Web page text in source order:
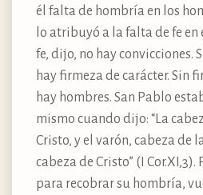
él falta de hombría en los
lo atribuyó a la falta de fe en
fe, dijo, no hay convicciones.
hay firmeza de carácter. Sin
hay hombres. San Pablo
mismo cuando dijo: “La
Cristo, y el varón, cabeza de
cabeza de Cristo” (I
para recobrar su hombría,